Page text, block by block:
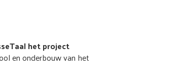
het project
en onderbouw van het